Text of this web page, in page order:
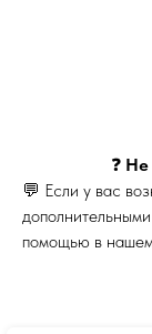
❓ Не
💬 Если у вас
помощью в